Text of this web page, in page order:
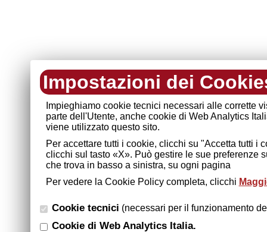
Impostazioni dei
Impieghiamo cookie tecnici necessari alle corrette
parte dell'Utente, anche cookie di Web Analytics
viene utilizzato questo sito.
Per accettare tutti i cookie, clicchi su "Accetta tutti
clicchi sul tasto «X». Può gestire le sue preferenze
che trova in basso a sinistra, su ogni pagina
Per vedere la Cookie Policy completa, clicchi
Cookie tecnici (necessari per il funzionamento
Cookie di Web Analytics Italia.